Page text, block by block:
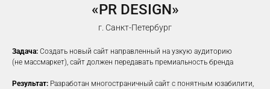
«PR DESIGN»
г. Санкт-Петербург
Задача: Создать новый сайт направленный на узкую аудиторию
(не массмаркет), сайт должен передавать премиальность бренда
Результат: Разработан многостраничный сайт с понятным юзабилити,
НАСТРОИМ
ТАРГЕТИРОВАННУЮ
РЕКЛАМУ НА ВАШУ ЦА